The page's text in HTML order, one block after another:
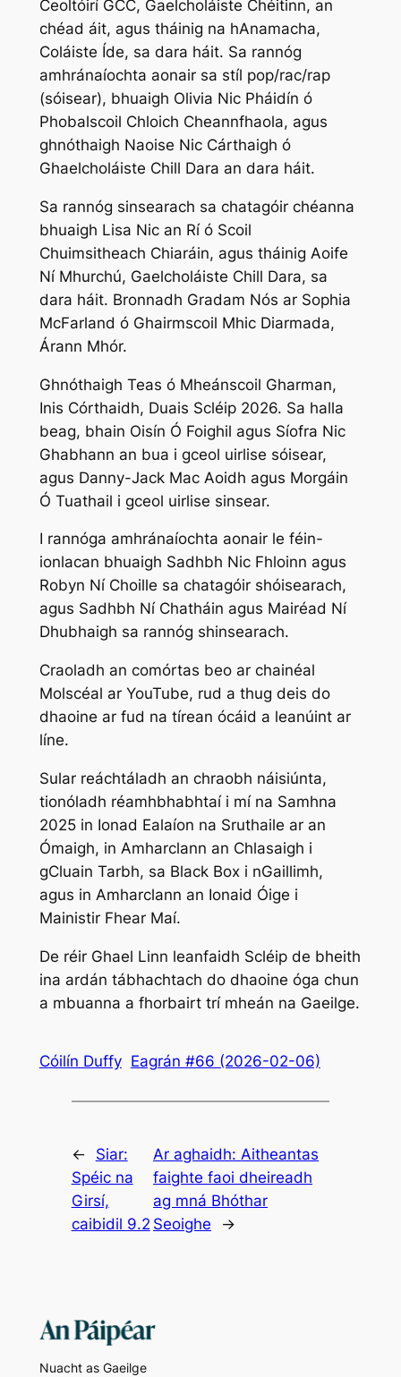
Ceoltóirí GCC, Gaelcholáiste Chéitinn, an
chéad áit, agus tháinig na hAnamacha,
Coláiste Íde, sa dara háit. Sa rannóg
amhránaíochta aonair sa stíl pop/rac/rap
(sóisear), bhuaigh Olivia Nic Pháidín ó
Phobalscoil Chloich Cheannfhaola, agus
ghnóthaigh Naoise Nic Cárthaigh ó
Ghaelcholáiste Chill Dara an dara háit.
Sa rannóg sinsearach sa chatagóir chéanna
bhuaigh Lisa Nic an Rí ó Scoil
Chuimsitheach Chiaráin, agus tháinig Aoife
Ní Mhurchú, Gaelcholáiste Chill Dara, sa
dara háit. Bronnadh Gradam Nós ar Sophia
McFarland ó Ghairmscoil Mhic Diarmada,
Árann Mhór.
Ghnóthaigh Teas ó Mheánscoil Gharman,
Inis Córthaidh, Duais Scléip 2026. Sa halla
beag, bhain Oisín Ó Foighil agus Síofra Nic
Ghabhann an bua i gceol uirlise sóisear,
agus Danny-Jack Mac Aoidh agus Morgáin
Ó Tuathail i gceol uirlise sinsear.
I rannóga amhránaíochta aonair le féin-
ionlacan bhuaigh Sadhbh Nic Fhloinn agus
Robyn Ní Choille sa chatagóir shóisearach,
agus Sadhbh Ní Chatháin agus Mairéad Ní
Dhubhaigh sa rannóg shinsearach.
Craoladh an comórtas beo ar chainéal
Molscéal ar YouTube, rud a thug deis do
dhaoine ar fud na tírean ócáid a leanúint ar
líne.
Sular reáchtáladh an chraobh náisiúnta,
tionóladh réamhbhabhtaí i mí na Samhna
2025 in Ionad Ealaíon na Sruthaile ar an
Ómaigh, in Amharclann an Chlasaigh i
gCluain Tarbh, sa Black Box i nGaillimh,
agus in Amharclann an Ionaid Óige i
Mainistir Fhear Maí.
De réir Ghael Linn leanfaidh Scléip de bheith
ina ardán tábhachtach do dhaoine óga chun
a mbuanna a fhorbairt trí mheán na Gaeilge.
Cóilín Duffy Eagrán #66 (2026-02-06)
←
Siar:
Spéic na
Girsí,
caibidil 9.2
Ar aghaidh: Aitheantas
faighte faoi dheireadh
ag mná Bhóthar
Seoighe
→
Nuacht as Gaeilge